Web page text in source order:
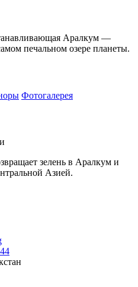
Аралкум —
печальном озере планеты.
Фотогалерея
зелень в Аралкум и
Азией.